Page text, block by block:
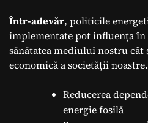
Într-adevăr, politicile
implementate pot influența
sănătatea mediului nostru cât
economică a societății noastre.
Reducerea
energie fosilă